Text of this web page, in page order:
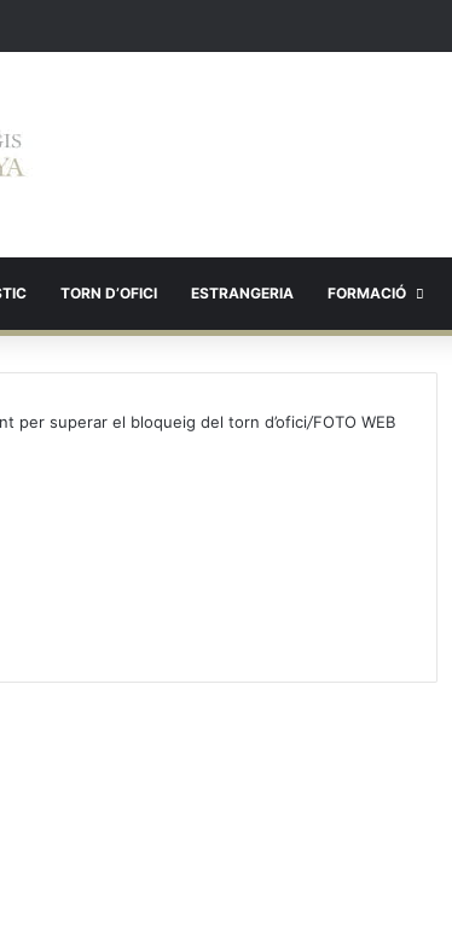
TORN D’OFICI ESTRANGERIA FORMACIÓ
per superar el bloqueig del torn d’ofici/FOTO WEB